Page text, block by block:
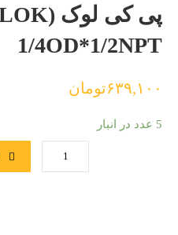
1/4OD*1/2NPT
۶۳۹,۱۰۰تومان
5 عدد در انبار